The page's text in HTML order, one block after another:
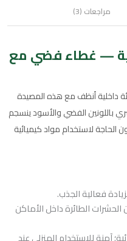
مراجعات (3)
— غطاء فضي مع
داخلية أنظف مع هذه المصيدة
باللونين الفضي والأسود ينسجم
الحاجة لاستخدام مواد كيميائية
الطائرة داخل الأماكن